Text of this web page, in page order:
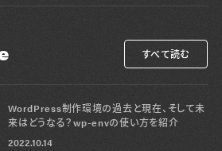
すべて読む
WordPress制作環境の過去と現在、そして未
来はどうなる？wp-envの使い方を紹介
2022.10.14